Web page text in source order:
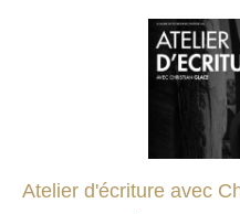
Atelier d'écriture avec